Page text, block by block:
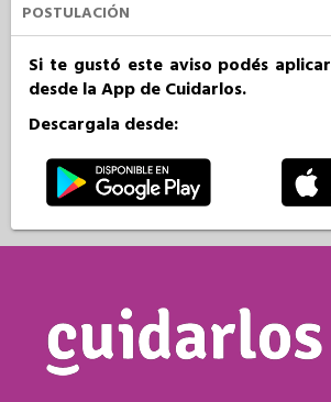
POSTULACIÓN
Si te gustó este aviso podés
desde la App de Cuidarlos.
Descargala desde: